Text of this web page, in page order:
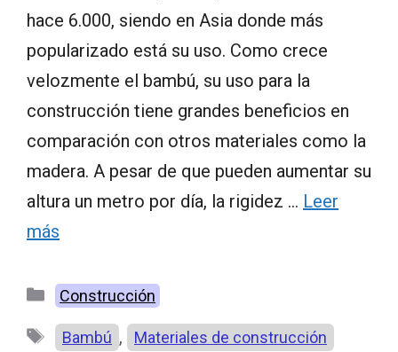
hace 6.000, siendo en Asia donde más
popularizado está su uso. Como crece
velozmente el bambú, su uso para la
construcción tiene grandes beneficios en
comparación con otros materiales como la
madera. A pesar de que pueden aumentar su
altura un metro por día, la rigidez … Leer
más
Categorías
Construcción
Etiquetas
Bambú , Materiales de construcción